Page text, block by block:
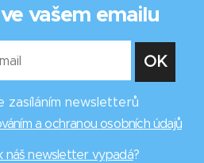
vašem emailu
zasíláním newsletterů
a ochranou osobních údajů
náš newsletter vypadá?